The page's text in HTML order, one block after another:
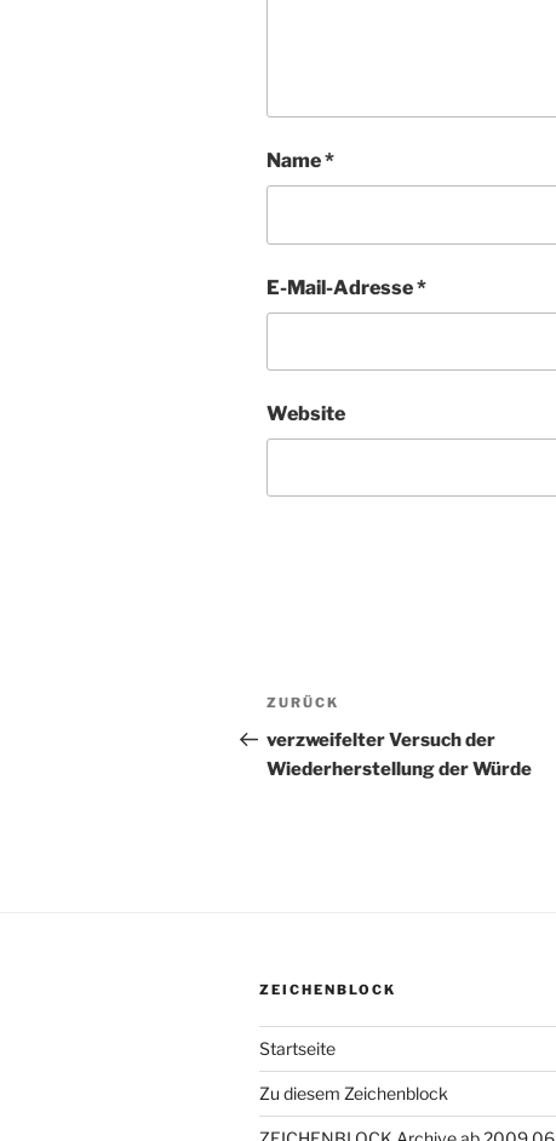
Name*
E-Mail-Adresse*
Website
Beitragsnavigation
Vorheriger
Beitrag
ZURÜCK
verzweifelter Versuch der
Wiederherstellung der Würde
ZEICHENBLOCK
Startseite
Zu diesem Zeichenblock